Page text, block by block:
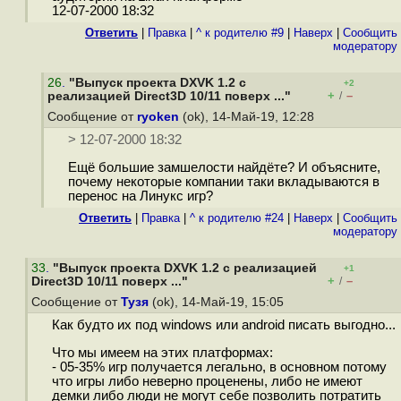
12-07-2000 18:32
Ответить Правка| ^ к родителю #9 Наверх
Cообщить
модератору
26. "Выпуск проекта DXVK 1.2 с
реализацией Direct3D 10/11 поверх ..."
+2
+ / –
Сообщение от ryoken (ok), 14-Май-19, 12:28
> 12-07-2000 18:32
Ещё большие замшелости найдёте? И объясните,
почему некоторые компании таки вкладываются в
перенос на Линукс игр?
Ответить Правка| ^ к родителю #24 Наверх
Cообщить
модератору
33. "Выпуск проекта DXVK 1.2 с реализацией
Direct3D 10/11 поверх ..."
+1
+ / –
Сообщение от Тузя (ok), 14-Май-19, 15:05
Как будто их под windows или android писать выгодно...
Что мы имеем на этих платформах:
- 05-35% игр получается легально, в основном потому
что игры либо неверно проценены, либо не имеют
демки либо люди не могут себе позволить потратить